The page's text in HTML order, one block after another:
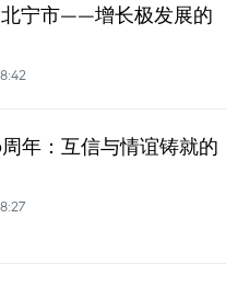
宁市——增长极发展的
年：互信与情谊铸就的